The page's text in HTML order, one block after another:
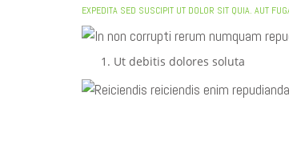
EXPEDITA SED SUSCIPIT UT DOLOR SIT QUIA. AUT
Ut debitis dolores soluta